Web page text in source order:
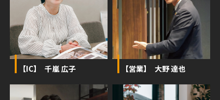
【IC】 千嵐 広子 【営業】 大野 達也